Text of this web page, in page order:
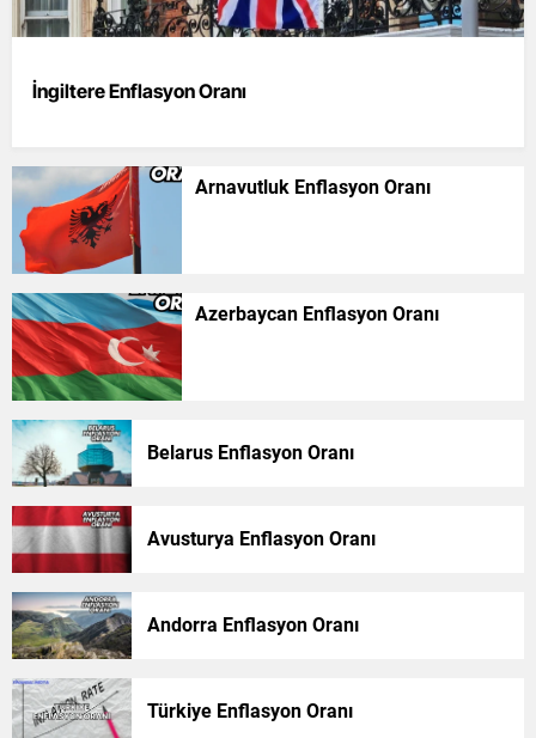
İngiltere Enflasyon Oranı
Arnavutluk Enflasyon Oranı
Azerbaycan Enflasyon Oranı
Belarus Enflasyon Oranı
Avusturya Enflasyon Oranı
Andorra Enflasyon Oranı
Türkiye Enflasyon Oranı